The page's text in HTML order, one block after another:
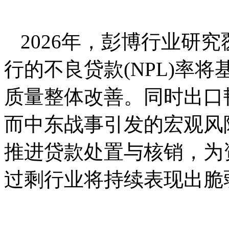
2026年，彭博行业研
行的不良贷款(NPL)率将
质量整体改善。同时出
而中东战事引发的宏观
推进贷款处置与核销，
过剩行业将持续表现出脆